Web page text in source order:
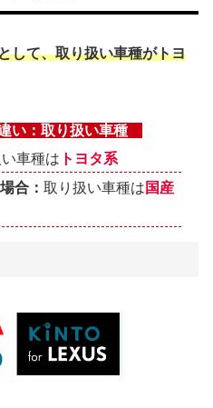
して、取り扱い車種がトヨ
い：取り扱い車種
車種は トヨタ系
合：取り扱い車種は 国産